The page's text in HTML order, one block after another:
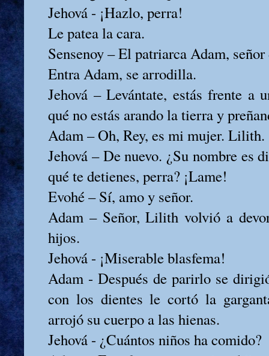
Jehová - ¡Hazlo, perra!
Le patea la cara.
Sensenoy – El patriarca Adam,
Entra Adam, se arrodilla.
Jehová – Levántate, estás frente a
qué no estás arando la tierra y
Adam – Oh, Rey, es mi mujer. Lilith.
Jehová – De nuevo. ¿Su nombre es
qué te detienes, perra? ¡Lame!
Evohé – Sí, amo y señor.
Adam – Señor, Lilith volvió a
hijos.
Jehová - ¡Miserable blasfema!
Adam - Después de parirlo se
con los dientes le cortó la
arrojó su cuerpo a las hienas.
Jehová - ¿Cuántos niños ha comido?